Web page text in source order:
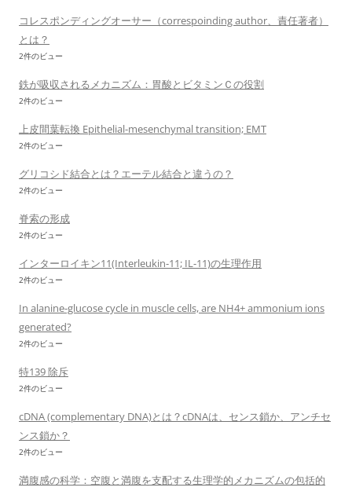
コレスポンディングオーサー（correspoinding author、責任著者）
とは？
2件のビュー
鉄が吸収されるメカニズム：胃酸とビタミンＣの役割
2件のビュー
上皮間葉転換 Epithelial-mesenchymal transition; EMT
2件のビュー
グリコシド結合とは？エーテル結合と違うの？
2件のビュー
脊索の形成
2件のビュー
インターロイキン11(Interleukin-11; IL-11)の生理作用
2件のビュー
In alanine-glucose cycle in muscle cells, are NH4+ ammonium ions
generated?
2件のビュー
特139 除斥
2件のビュー
cDNA (complementary DNA)とは？cDNAは、センス鎖か、アンチセ
ンス鎖か？
2件のビュー
満腹感の科学：空腹と満腹を支配する生理学的メカニズムの包括的